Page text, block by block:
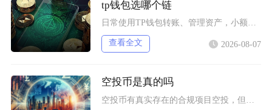
tp钱包选哪个链
日常使用TP钱包转账、管理资产，小额稳定币互转优先选择波场TRC20；币安生态内交互、参与
查看全文 2026-08-07
空投币是真的吗